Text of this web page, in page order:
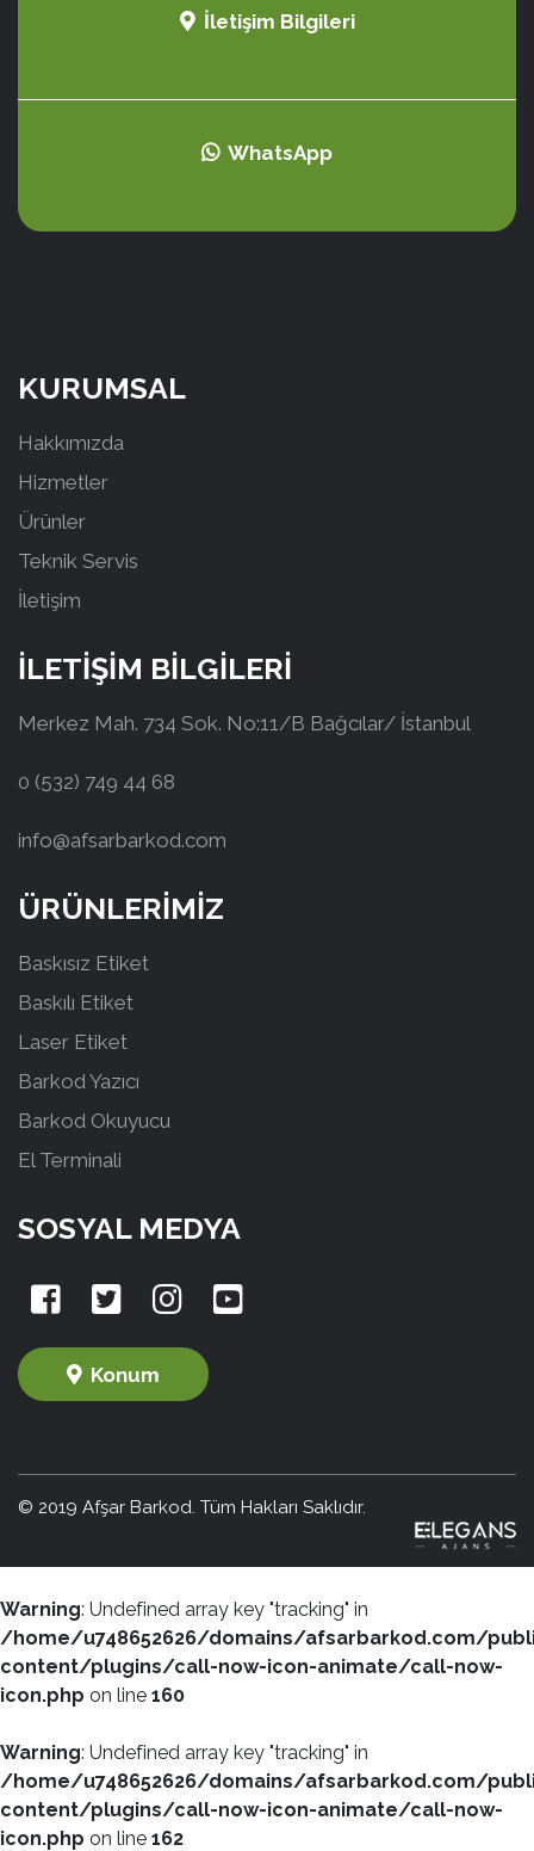
İletişim Bilgileri
WhatsApp
KURUMSAL
Hakkımızda
Hizmetler
Ürünler
Teknik Servis
İletişim
İLETİŞİM BİLGİLERİ
Merkez Mah. 734 Sok. No:11/B Bağcılar/ İstanbul
0 (532) 749 44 68
info@afsarbarkod.com
ÜRÜNLERİMİZ
Baskısız Etiket
Baskılı Etiket
Laser Etiket
Barkod Yazıcı
Barkod Okuyucu
El Terminali
SOSYAL MEDYA
Konum
© 2019 Afşar Barkod. Tüm Hakları Saklıdır.
Warning: Undefined array key "tracking" in
/home/u748652626/domains/afsarbarkod.com/
content/plugins/call-now-icon-animate/call-now-
icon.php on line 160
Warning: Undefined array key "tracking" in
/home/u748652626/domains/afsarbarkod.com/
content/plugins/call-now-icon-animate/call-now-
icon.php on line 162